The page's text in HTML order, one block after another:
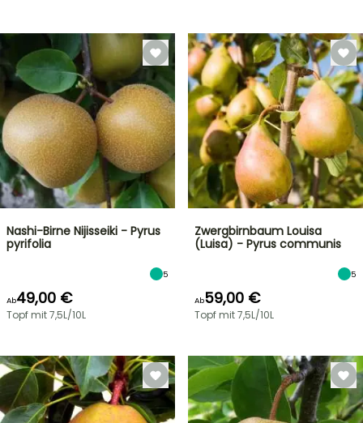
Nashi-Birne Nijisseiki - Pyrus
pyrifolia
5
Ab49,00 €
Topf mit 7,5L/10L
Zwergbirnbaum Louisa
(Luisa) - Pyrus communis
5
Ab59,00 €
Topf mit 7,5L/10L